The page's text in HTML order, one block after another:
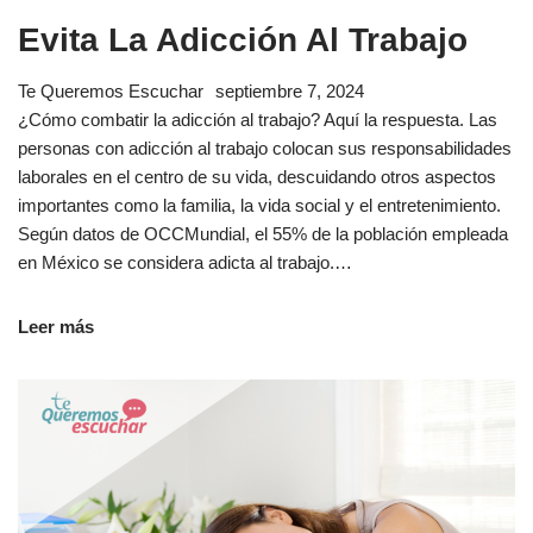
Evita La Adicción Al Trabajo
Te Queremos Escuchar septiembre 7, 2024
¿Cómo combatir la adicción al trabajo? Aquí la respuesta. Las
personas con adicción al trabajo colocan sus responsabilidades
laborales en el centro de su vida, descuidando otros aspectos
importantes como la familia, la vida social y el entretenimiento.
Según datos de OCCMundial, el 55% de la población empleada
en México se considera adicta al trabajo.…
Leer más